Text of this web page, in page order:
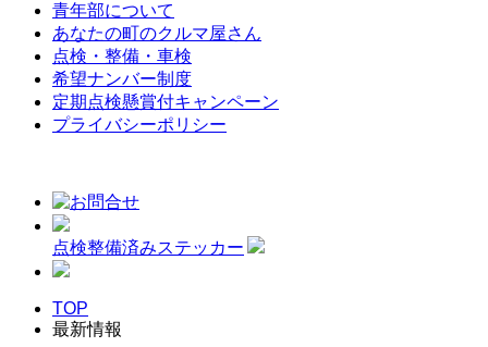
青年部について
あなたの町のクルマ屋さん
点検・整備・車検
希望ナンバー制度
定期点検懸賞付キャンペーン
プライバシーポリシー
点検整備済みステッカー
TOP
最新情報